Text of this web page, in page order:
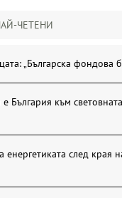
ЧЕТЕНИ
„Българска фондова
България към
енергетиката след края